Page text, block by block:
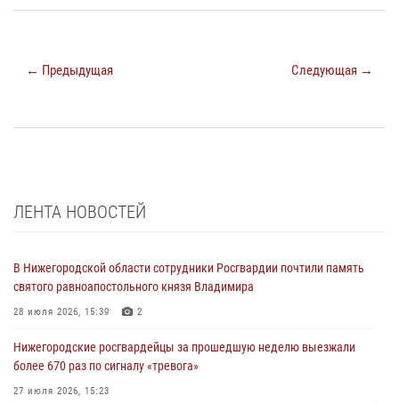
← Предыдущая Следующая →
ЛЕНТА НОВОСТЕЙ
В Нижегородской области сотрудники Росгвардии почтили память
святого равноапостольного князя Владимира
28 июля 2026, 15:39 2
Нижегородские росгвардейцы за прошедшую неделю выезжали
более 670 раз по сигналу «тревога»
27 июля 2026, 15:23